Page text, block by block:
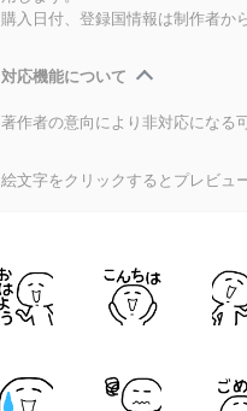
購入日付、登録国情報は制作者か
対応機能について
著作者の意向により非対応になる
絵文字をクリックするとプレビュ